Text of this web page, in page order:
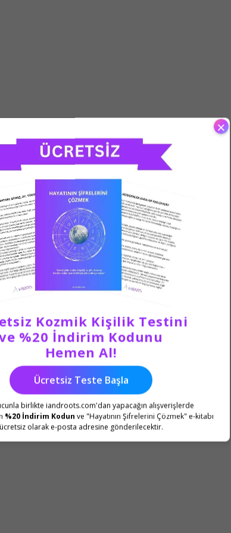
×
Kozmik Kişilik Testini
%20 İndirim Kodunu
Hemen Al!
Ücretsiz Teste Başla
birlikte iandroots.com'dan yapacağın alışverişlerde
%20 İndirim Kodun ve "Hayatının Şifrelerini Çözmek" e-kitabı
ücretsiz olarak e-posta adresine gönderilecektir.